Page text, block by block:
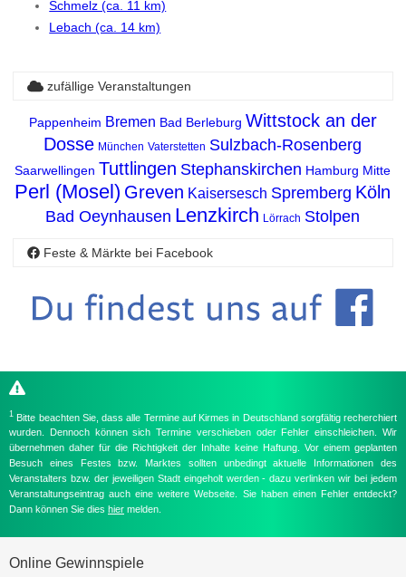
Schmelz (ca. 11 km)
Lebach (ca. 14 km)
zufällige Veranstaltungen
Pappenheim Bremen Bad Berleburg Wittstock an der
Dosse München Vaterstetten Sulzbach-Rosenberg
Saarwellingen Tuttlingen Stephanskirchen Hamburg Mitte
Perl (Mosel) Greven Kaisersesch Spremberg Köln
Bad Oeynhausen Lenzkirch Lörrach Stolpen
Feste & Märkte bei Facebook
1 Bitte beachten Sie, dass alle Termine auf Kirmes in Deutschland sorgfältig recherchiert
wurden. Dennoch können sich Termine verschieben oder Fehler einschleichen. Wir
übernehmen daher für die Richtigkeit der Inhalte keine Haftung. Vor einem geplanten
Besuch eines Festes bzw. Marktes sollten unbedingt aktuelle Informationen des
Veranstalters bzw. der jeweiligen Stadt eingeholt werden - dazu verlinken wir bei jedem
Veranstaltungseintrag auch eine weitere Webseite. Sie haben einen Fehler entdeckt?
Dann können Sie dies hier melden.
Online Gewinnspiele